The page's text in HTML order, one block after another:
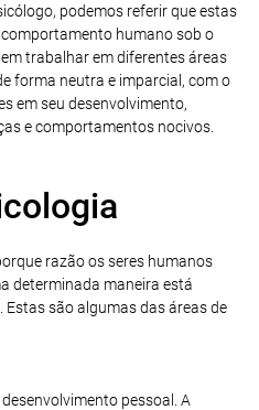
podemos referir que estas
humano sob o
trabalhar em diferentes áreas
forma neutra e imparcial, com o
em seu desenvolvimento,
e comportamentos nocivos.
razão os seres humanos
determinada maneira está
Estas são algumas das áreas de
pessoal. A